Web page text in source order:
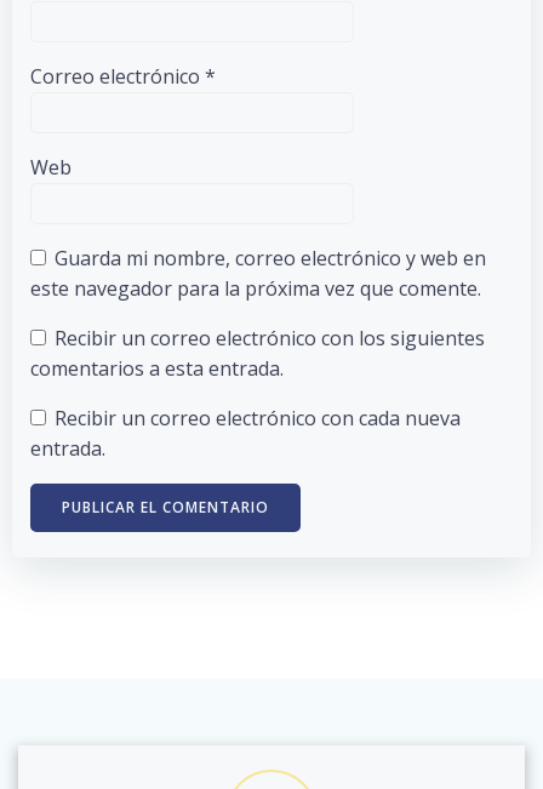
Correo electrónico *
Web
Guarda mi nombre, correo electrónico y web en
este navegador para la próxima vez que comente.
Recibir un correo electrónico con los siguientes
comentarios a esta entrada.
Recibir un correo electrónico con cada nueva
entrada.